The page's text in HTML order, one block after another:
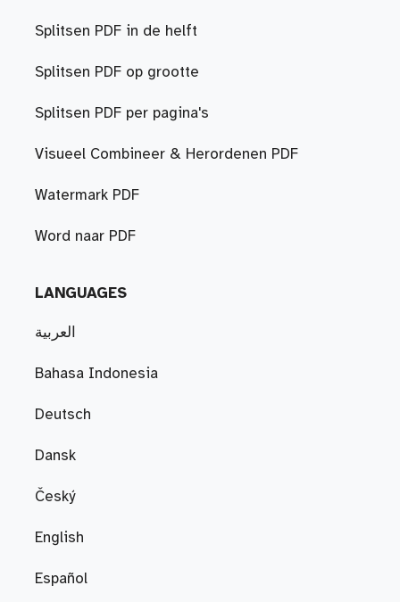
Splitsen PDF in de helft
Splitsen PDF op grootte
Splitsen PDF per pagina's
Visueel Combineer & Herordenen PDF
Watermark PDF
Word naar PDF
LANGUAGES
العربية
Bahasa Indonesia
Deutsch
Dansk
Český
English
Español